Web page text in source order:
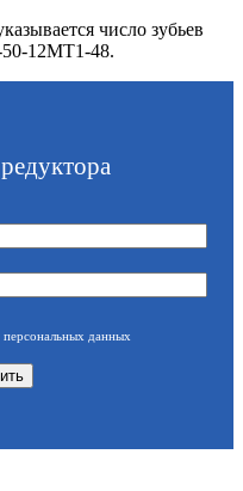
число зубьев
50-12МТ1-48.
персональных данных